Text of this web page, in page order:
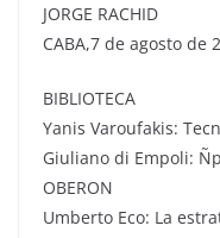
JORGE RACHID
CABA,7 de agosto de
BIBLIOTECA
Yanis Varoufakis:
Giuliano di Empoli:
OBERON
Umberto Eco: La